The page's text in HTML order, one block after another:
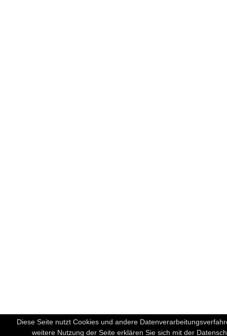
Diese Seite nutzt Cookies und andere
weitere Nutzung der Seite erklären Sie sich mit der